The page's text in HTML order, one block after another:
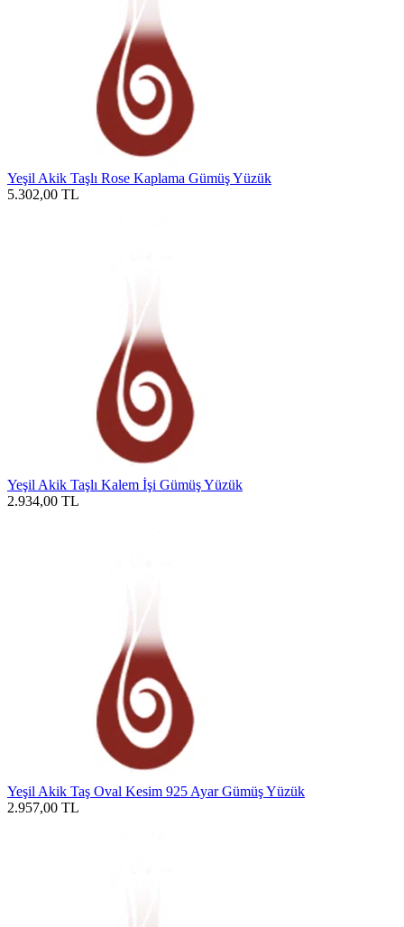
Yeşil Akik Taşlı Rose Kaplama Gümüş Yüzük
5.302,00 TL
Yeşil Akik Taşlı Kalem İşi Gümüş Yüzük
2.934,00 TL
Yeşil Akik Taş Oval Kesim 925 Ayar Gümüş Yüzük
2.957,00 TL